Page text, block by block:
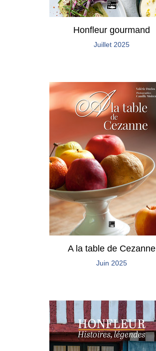
Honfleur gourmand
Juillet 2025
A la table de Cezanne
Juin 2025